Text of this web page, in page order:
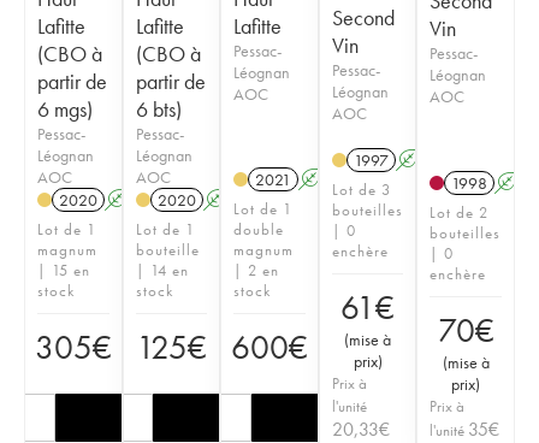
Lafitte
(CBO à
partir de
6 mgs)
Pessac-
Léognan
AOC
2020 A T
Lot de 1
magnum
| 15 en
stock
305€
Lafitte
(CBO à
partir de
6 bts)
Pessac-
Léognan
AOC
2020 A T
Lot de 1
bouteille
| 14 en
stock
125€
Lafitte
Pessac-
Léognan
AOC
2021 A T
Lot de 1
double
magnum
| 2 en
stock
600€
Second
Vin
Pessac-
Léognan
AOC
1997 A
Lot de 3
bouteilles
| 0
enchère
61€
(mise à
prix)
Prix à
l'unité
20,33€
Vin
Pessac-
Léognan
AOC
1998 A
Lot de 2
bouteilles
| 0
enchère
70€
(mise à
prix)
Prix à
l'unité 35€